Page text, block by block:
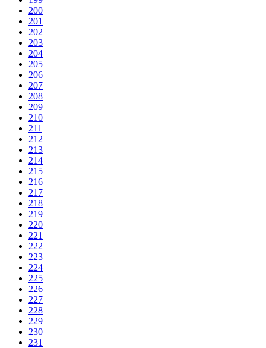
200
201
202
203
204
205
206
207
208
209
210
211
212
213
214
215
216
217
218
219
220
221
222
223
224
225
226
227
228
229
230
231